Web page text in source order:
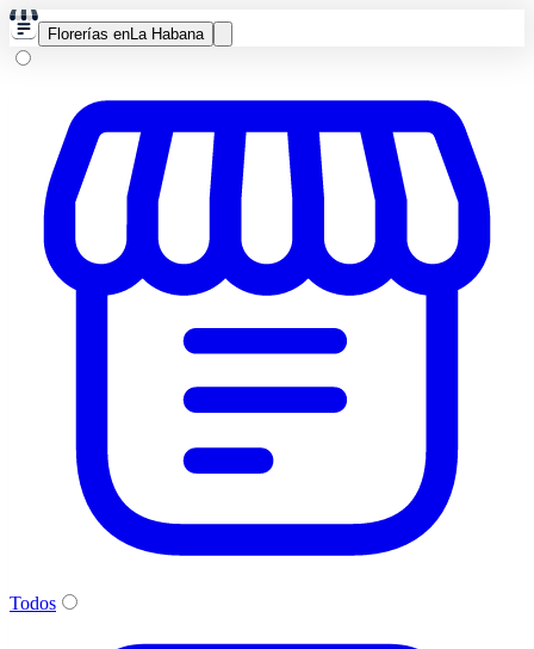
Florerías enLa Habana
Todos